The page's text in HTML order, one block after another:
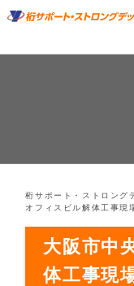
桁サポート・ストロング
オフィスビル解体工事現
大阪市中
体工事現